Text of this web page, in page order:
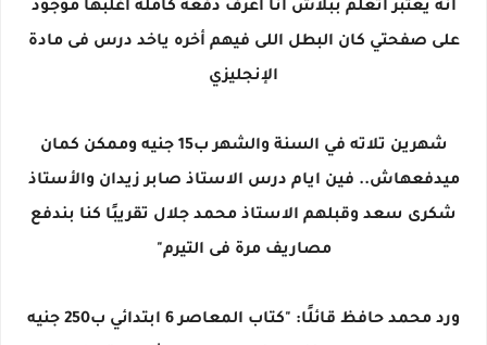
انه يعتبر اتعلم ببلاش انا اعرف دفعة كاملة اغلبها موجود
على صفحتي كان البطل اللى فيهم أخره ياخد درس فى مادة
الإنجليزي
شهرين تلاته في السنة والشهر ب15 جنيه وممكن كمان
ميدفعهاش.. فين ايام درس الاستاذ صابر زيدان والأستاذ
شكرى سعد وقبلهم الاستاذ محمد جلال تقريبًا كنا بندفع
مصاريف مرة فى التيرم"
ورد محمد حافظ قائلًا: "كتاب المعاصر 6 ابتدائي ب250 جنيه